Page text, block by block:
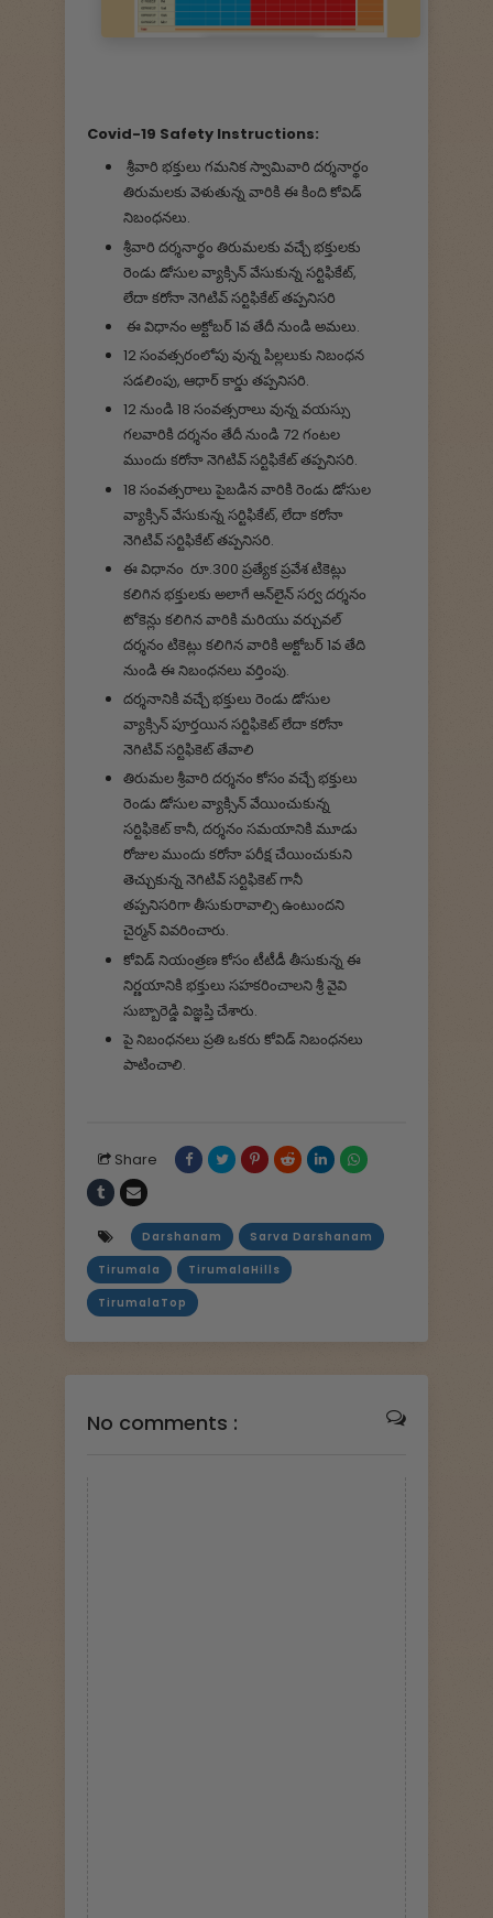
Covid-19 Safety Instructions:
శ్రీవారి భక్తులు గమనిక స్వామివారి దర్శనార్థం
తిరుమలకు వెళుతున్న వారికి ఈ కింది కోవిడ్
నిబంధనలు.
శ్రీవారి దర్శనార్థం తిరుమలకు వచ్చే భక్తులకు
రెండు డోసుల వ్యాక్సిన్ వేసుకున్న సర్టిఫికేట్,
లేదా కరోనా నెగిటివ్ సర్టిఫికేట్ తప్పనిసరి
ఈ విధానం అక్టోబర్ 1వ తేదీ నుండి అమలు.
12 సంవత్సరంలోపు వున్న పిల్లలుకు నిబంధన
సడలింపు, ఆధార్ కార్డు తప్పనిసరి.
12 నుండి 18 సంవత్సరాలు వున్న వయస్సు
గలవారికి దర్శనం తేదీ నుండి 72 గంటల
ముందు కరోనా నెగిటివ్ సర్టిఫికేట్ తప్పనిసరి.
18 సంవత్సరాలు పైబడిన వారికి రెండు డోసుల
వ్యాక్సిన్ వేసుకున్న సర్టిఫికేట్, లేదా కరోనా
నెగిటివ్ సర్టిఫికేట్ తప్పనిసరి.
ఈ విధానం రూ.300 ప్రత్యేక ప్రవేశ టికెట్లు
కలిగిన భక్తులకు అలాగే ఆన్‌లైన్ సర్వ దర్శనం
టోకెన్లు కలిగిన వారికి మరియు వర్చువల్
దర్శనం టికెట్లు కలిగిన వారికి అక్టోబర్ 1వ తేది
నుండి ఈ నిబంధనలు వర్తింపు.
దర్శనానికి వచ్చే భక్తులు రెండు డోసుల
వ్యాక్సిన్ పూర్తయిన సర్టిఫికెట్ లేదా కరోనా
నెగిటివ్ సర్టిఫికెట్ తేవాలి
తిరుమల శ్రీవారి దర్శనం కోసం వచ్చే భక్తులు
రెండు డోసుల వ్యాక్సిన్ వేయించుకున్న
సర్టిఫికెట్ కానీ, దర్శనం సమయానికి మూడు
రోజుల ముందు కరోనా పరీక్ష చేయించుకుని
తెచ్చుకున్న నెగిటివ్ సర్టిఫికెట్ గానీ
తప్పనిసరిగా తీసుకురావాల్సి ఉంటుందని
చైర్మన్ వివరించారు.
కోవిడ్ నియంత్రణ కోసం టీటీడీ తీసుకున్న ఈ
నిర్ణయానికి భక్తులు సహకరించాలని శ్రీ వైవి
సుబ్బారెడ్డి విజ్ఞప్తి చేశారు.
పై నిబంధనలు ప్రతి ఒకరు కోవిడ్ నిబంధనలు
పాటించాలి.
Share
Darshanam Sarva Darshanam
Tirumala TirumalaHills
TirumalaTop
No comments :